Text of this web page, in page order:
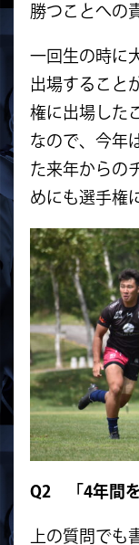
勝つことへの
一回生の時に
出場すること
権に出場した
なので、今年
た来年からの
めにも選手権
Q2 「4年間を
上の質問でも